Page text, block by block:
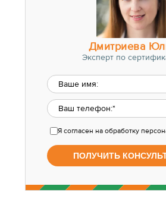
Дмитриева
Эксперт по
Я согласен на обработку